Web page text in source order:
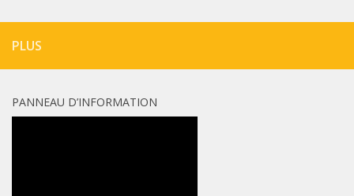
PLUS
PANNEAU D’INFORMATION